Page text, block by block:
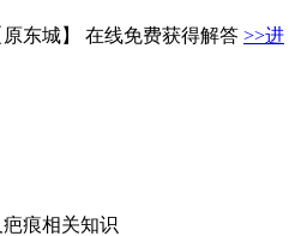
东城】 在线免费获得解答 >>进
痕相关知识